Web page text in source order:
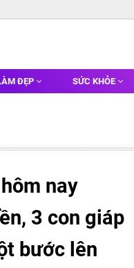
ĐẸP SỨC KHỎE
nay
3 con giáp
bước lên